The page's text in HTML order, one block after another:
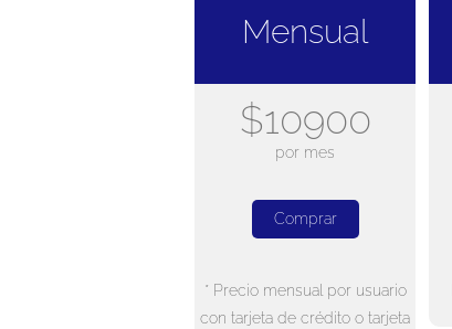
Mensual
$10900
por mes
Comprar
* Precio mensual por usuario
con tarjeta de crédito o tarjeta